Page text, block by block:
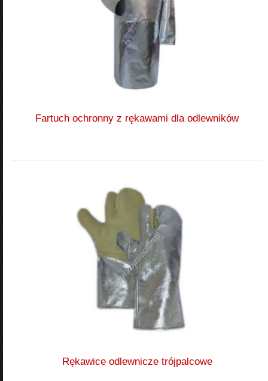
Fartuch ochronny z rękawami dla odlewników
Rękawice odlewnicze trójpalcowe